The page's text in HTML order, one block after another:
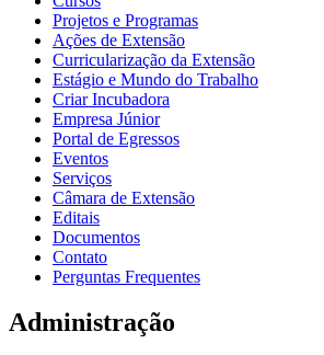
Projetos e Programas
Ações de Extensão
Curricularização da Extensão
Estágio e Mundo do Trabalho
Criar Incubadora
Empresa Júnior
Portal de Egressos
Eventos
Serviços
Câmara de Extensão
Editais
Documentos
Contato
Perguntas Frequentes
Administração